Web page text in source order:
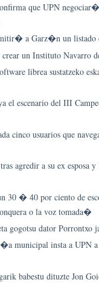
que UPN
a Garz�n un listado
crear un Instituto Navarro
librea sustatzeko
el escenario del III
cinco usuarios que
agredir a su ex esposa
30 � 40 por ciento de
o la voz tomada�
gogotsu dator Porrontxo
municipal insta a UPN a
babestu dituzte Jon